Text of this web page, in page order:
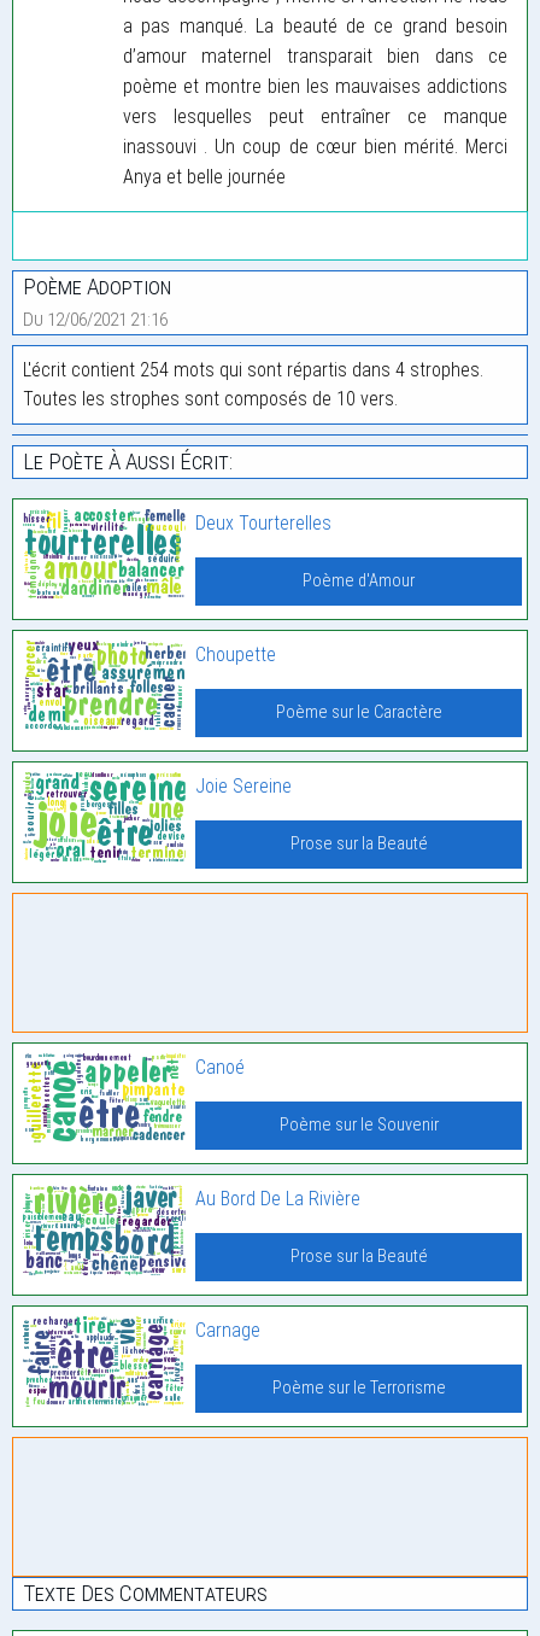
a pas manqué. La beauté de ce grand besoin
d’amour maternel transparait bien dans ce
poème et montre bien les mauvaises addictions
vers lesquelles peut entraîner ce manque
inassouvi . Un coup de cœur bien mérité. Merci
Anya et belle journée
Poème Adoption
Du 12/06/2021 21:16
L'écrit contient 254 mots qui sont répartis dans 4 strophes.
Toutes les strophes sont composés de 10 vers.
Le Poète À Aussi Écrit:
Deux Tourterelles
Poème d'Amour
Choupette
Poème sur le Caractère
Joie Sereine
Prose sur la Beauté
Canoé
Poème sur le Souvenir
Au Bord De La Rivière
Prose sur la Beauté
Carnage
Poème sur le Terrorisme
Texte Des Commentateurs